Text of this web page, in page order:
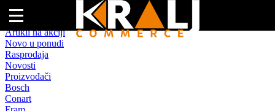
Naslovna
Artikli na akciji
Novo u ponudi
Rasprodaja
Novosti
Proizvođači
Bosch
Conart